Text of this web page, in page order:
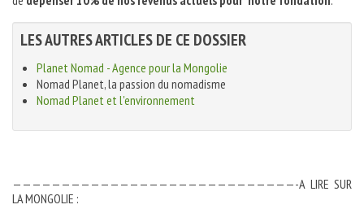
LES AUTRES ARTICLES DE CE DOSSIER
Planet Nomad - Agence pour la Mongolie
Nomad Planet, la passion du nomadisme
Nomad Planet et l'environnement
—————————————————————————————-A LIRE SUR
LA MONGOLIE :